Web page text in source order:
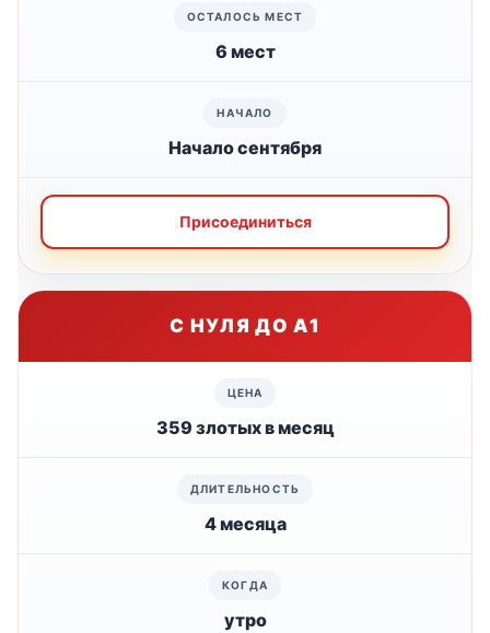
6 мест
Начало сентября
Присоединиться
С НУЛЯ ДО А1
359 злотых в месяц
4 месяца
утро